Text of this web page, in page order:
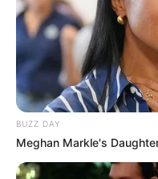
BUZZ DAY
Meghan Markle's